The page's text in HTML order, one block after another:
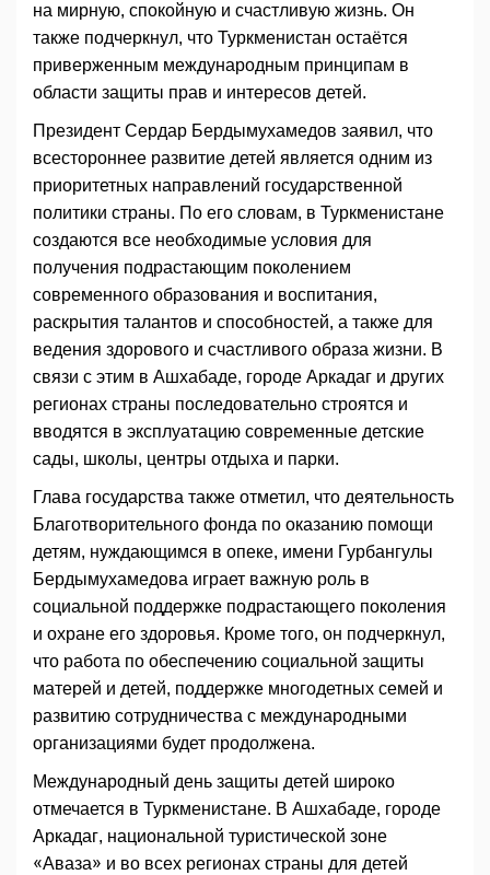
на мирную, спокойную и счастливую жизнь. Он
также подчеркнул, что Туркменистан остаётся
приверженным международным принципам в
области защиты прав и интересов детей.
Президент Сердар Бердымухамедов заявил, что
всестороннее развитие детей является одним из
приоритетных направлений государственной
политики страны. По его словам, в Туркменистане
создаются все необходимые условия для
получения подрастающим поколением
современного образования и воспитания,
раскрытия талантов и способностей, а также для
ведения здорового и счастливого образа жизни. В
связи с этим в Ашхабаде, городе Аркадаг и других
регионах страны последовательно строятся и
вводятся в эксплуатацию современные детские
сады, школы, центры отдыха и парки.
Глава государства также отметил, что деятельность
Благотворительного фонда по оказанию помощи
детям, нуждающимся в опеке, имени Гурбангулы
Бердымухамедова играет важную роль в
социальной поддержке подрастающего поколения
и охране его здоровья. Кроме того, он подчеркнул,
что работа по обеспечению социальной защиты
матерей и детей, поддержке многодетных семей и
развитию сотрудничества с международными
организациями будет продолжена.
Международный день защиты детей широко
отмечается в Туркменистане. В Ашхабаде, городе
Аркадаг, национальной туристической зоне
«Аваза» и во всех регионах страны для детей